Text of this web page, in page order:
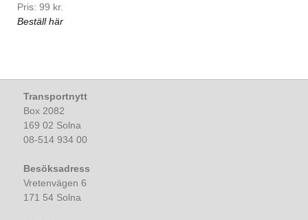
Pris: 99 kr.
Beställ här
Transportnytt
Box 2082
169 02 Solna
08-514 934 00
Besöksadress
Vretenvägen 6
171 54 Solna